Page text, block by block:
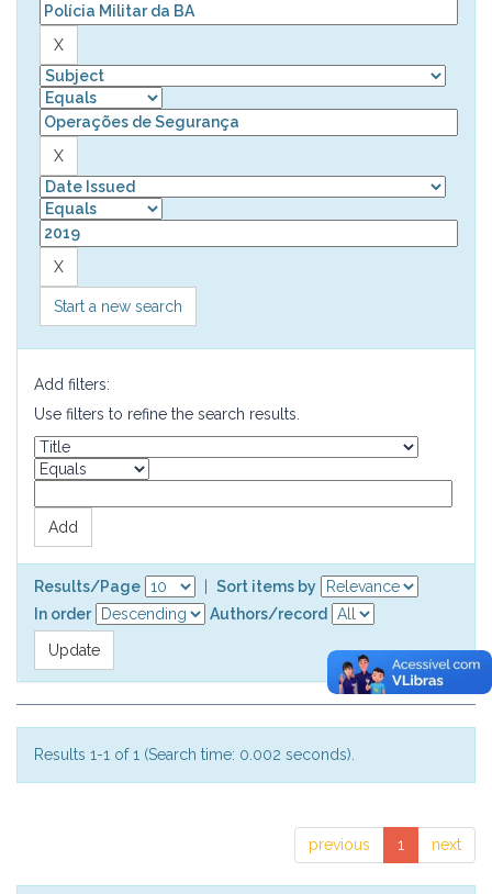
Start a new search
Add filters:
Use filters to refine the search results.
Results/Page
Sort items by
In order
Authors/record
Results 1-1 of 1 (Search time: 0.002 seconds).
previous 1 next